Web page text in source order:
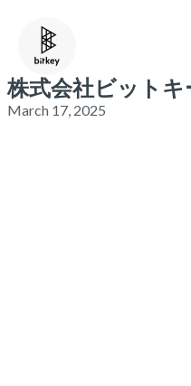
株式会社ビット
March 17, 2025